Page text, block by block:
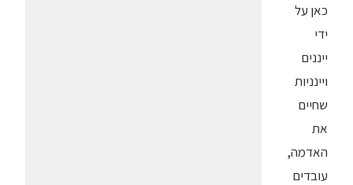
כאן על
ידי
ייננים
ויינניות
שחיים
את
האדמה,
עובדים